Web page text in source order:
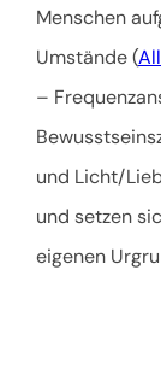
Menschen
Umstände (
–
und Licht/
und setzen
eigenen